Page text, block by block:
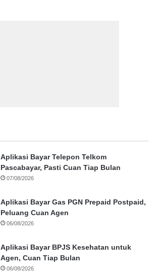
Aplikasi Bayar Telepon Telkom
Pascabayar, Pasti Cuan Tiap Bulan
07/08/2026
Aplikasi Bayar Gas PGN Prepaid Postpaid,
Peluang Cuan Agen
06/08/2026
Aplikasi Bayar BPJS Kesehatan untuk
Agen, Cuan Tiap Bulan
06/08/2026